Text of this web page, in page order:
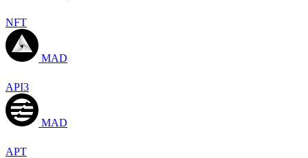
NFT
MAD
API3
MAD
APT